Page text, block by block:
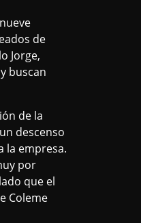
de
Jorge,
buscan
de la
descenso
la empresa.
por
que el
Coleme